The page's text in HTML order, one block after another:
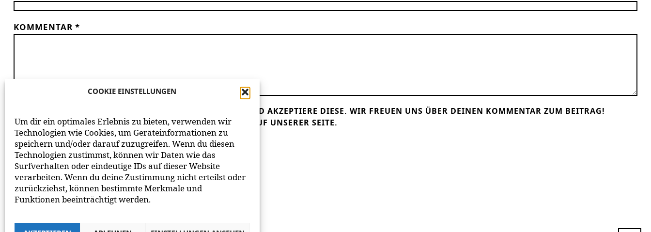
COOKIE EINSTELLUNGEN
Um dir ein optimales Erlebnis zu bieten, verwenden wir
Technologien wie Cookies, um Geräteinformationen zu
speichern und/oder darauf zuzugreifen. Wenn du diesen
Technologien zustimmst, können wir Daten wie das
Surfverhalten oder eindeutige IDs auf dieser Website
verarbeiten. Wenn du deine Zustimmung nicht erteilst oder
zurückziehst, können bestimmte Merkmale und
Funktionen beeinträchtigt werden.
KOMMENTAR *
GELESEN UND AKZEPTIERE DIESE. WIR FREUEN UNS ÜBER DEINEN KOMMENTAR ZUM BEITRAG!
BEACHTE BITTE UNSERENETIQUETTEZUM MITEINANDER AUF UNSERER SEITE.